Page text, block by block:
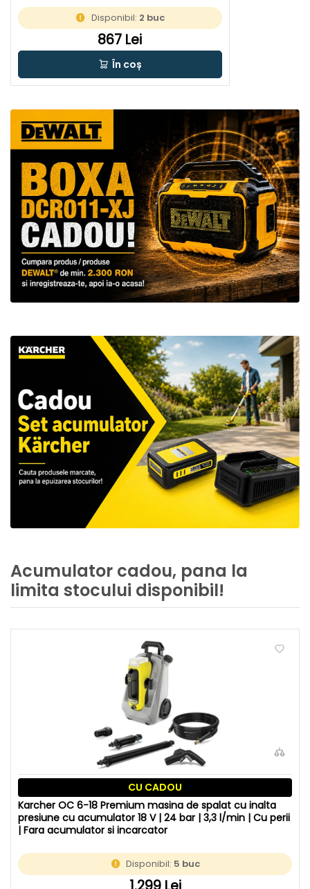
Disponibil: 2 buc
867 Lei
În coș
Acumulator cadou, pana la
limita stocului disponibil!
CU CADOU
Karcher OC 6-18 Premium masina de spalat cu inalta
presiune cu acumulator 18 V | 24 bar | 3,3 l/min | Cu perii
| Fara acumulator si incarcator
Disponibil: 5 buc